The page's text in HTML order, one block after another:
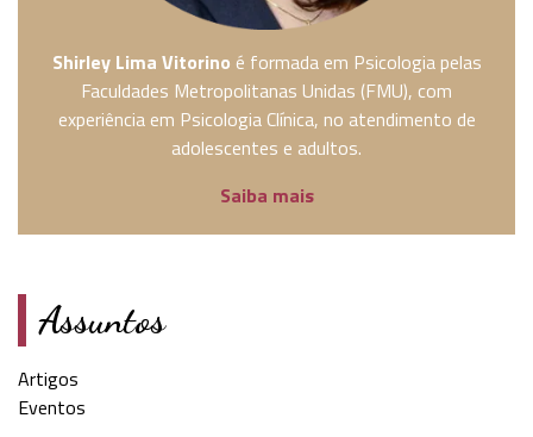
Shirley Lima Vitorino é formada em Psicologia pelas
Faculdades Metropolitanas Unidas (FMU), com
experiência em Psicologia Clínica, no atendimento de
adolescentes e adultos.
Saiba mais
Assuntos
Artigos
Eventos